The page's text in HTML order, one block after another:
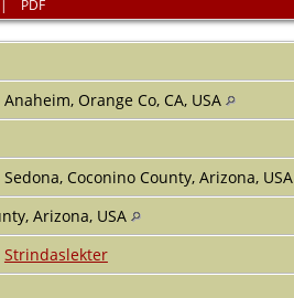
PDF
Anaheim, Orange Co, CA, USA
Sedona, Coconino County, Arizona, USA
Arizona, USA
Strindaslekter